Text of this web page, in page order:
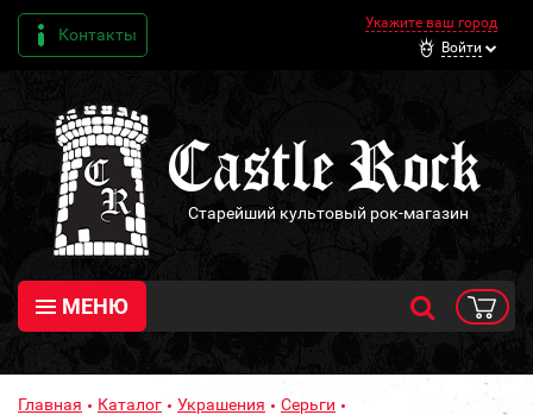
Контакты
Укажите ваш город
Войти
Старейший культовый рок-магазин
МЕНЮ
Главная Каталог Украшения
Серьги